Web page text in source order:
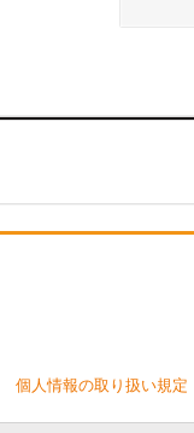
個人情報の取り扱い規定